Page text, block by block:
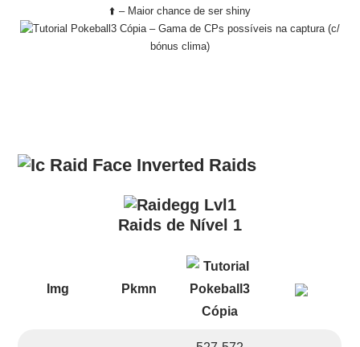
⬆️ – Maior chance de ser shiny
– Gama de CPs possíveis na captura (c/
bónus clima)
Raids
Raids de Nível 1
Img Pkmn